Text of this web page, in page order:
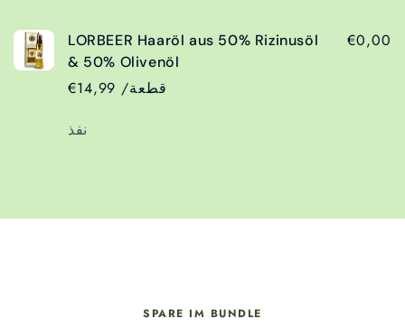
بك
LORBEER Haaröl aus 50% Rizinusöl
& 50% Olivenöl
€14,99 /قطعة
€0,00
رقم
نفذ
التحميل...
SPARE IM BUNDLE